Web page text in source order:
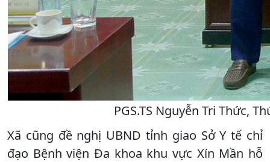
PGS.TS Nguyễn Tri Thức,
Xã cũng đề nghị UBND tỉnh giao Sở Y tế chỉ
đạo Bệnh viện Đa khoa khu vực Xín Mần hỗ